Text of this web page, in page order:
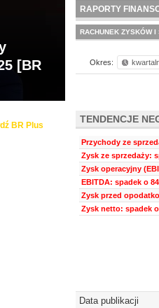
BR LAB
RAPORTY
RACHUNEK ZYSKÓW I
Okres:
TENDENCJE
Przychody ze
Zysk ze sprzedaży:
Zysk operacyjny
EBITDA: spadek o
Zysk przed
Zysk netto: spadek o
Data publikacji
[BR
BR Plus